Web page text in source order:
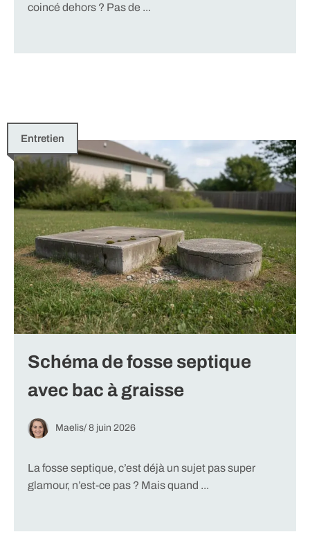
coincé dehors ? Pas de ...
Entretien
Schéma de fosse septique
avec bac à graisse
Maelis/ 8 juin 2026
La fosse septique, c’est déjà un sujet pas super
glamour, n’est-ce pas ? Mais quand ...